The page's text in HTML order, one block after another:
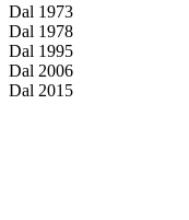
Dal 1973
Dal 1978
Dal 1995
Dal 2006
Dal 2015